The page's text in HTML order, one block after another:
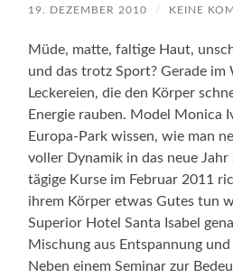
ihrem Körper etwas Gutes tun
Mischung aus Entspannung
Neben einem Seminar zur
ausbalancierten Säure-Basen-
Fitnesskursen mit Personal
Köln, bewusster Ernährung aus
basenüberschüssigen Küche
Anwendungen bekommen die
Teilnehmer Detox-Pakete zur
Entgiftung des Körpers
Mehr über dieses Angebot, das